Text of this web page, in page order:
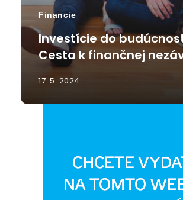
Financie
Investície do
Cesta k finančnej
17. 5. 2024